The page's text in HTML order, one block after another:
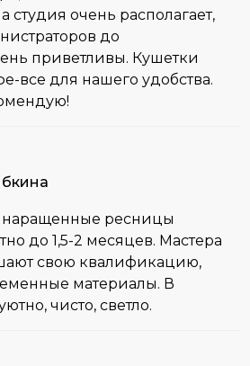
студия очень располагает,
до
приветливы. Кушетки
все для нашего удобства.
наращенные ресницы
до 1,5-2 месяцев. Мастера
свою квалификацию,
материалы. В
чисто, светло.